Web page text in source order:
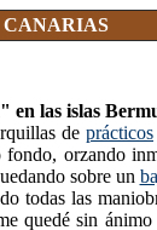
CANARIAS
las islas
de prácticos
orzando
sobre un
todas las
quedé sin